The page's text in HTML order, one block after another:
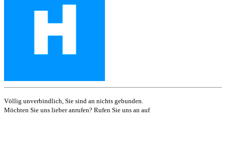
Völlig unverbindlich, Sie sind an nichts gebunden.
Möchten Sie uns lieber anrufen? Rufen Sie uns an auf